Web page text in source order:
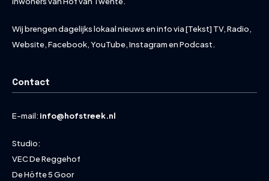
Wij brengen dagelijks lokaal nieuws en info via [Tekst] TV, Radio,
Website, Facebook, YouTube, Instagram en Podcast.
Contact
E-mail: info@hofstreek.nl
Studio:
VEC De Reggehof
De Höfte 5 Goor